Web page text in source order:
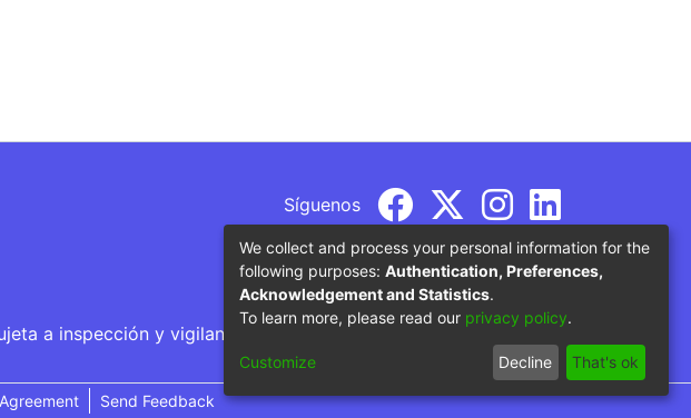
Síguenos
a inspección y vigilancia por parte del Ministerio de Educación
Send Feedback
We collect and process your personal information for the
following purposes: Authentication, Preferences,
Acknowledgement and Statistics.
To learn more, please read our privacy policy.
Customize Decline That's ok